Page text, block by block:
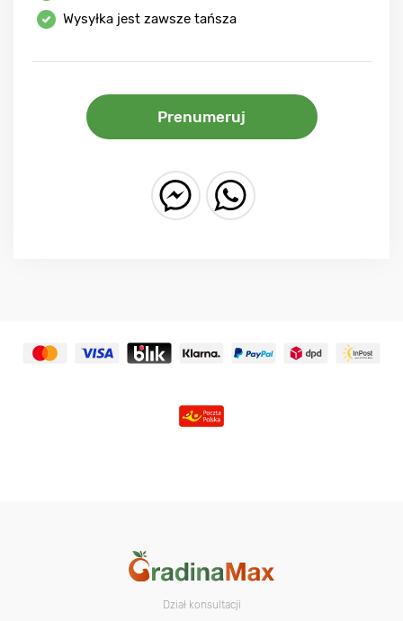
Wysyłka jest zawsze tańsza
Prenumeruj
Dział konsultacji